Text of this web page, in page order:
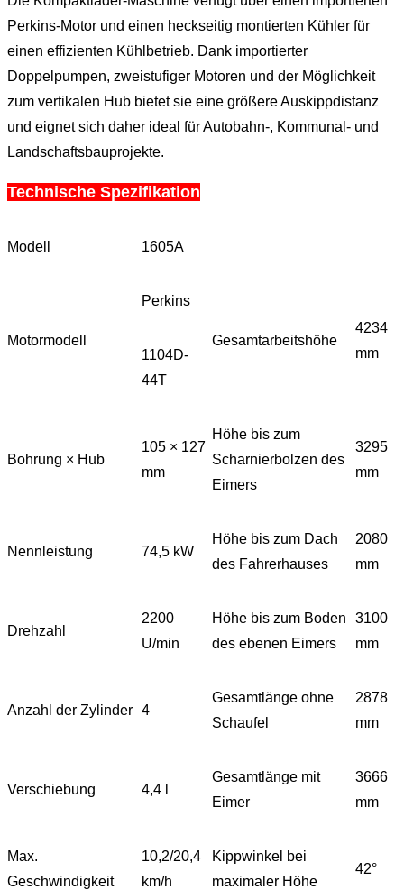
Perkins-Motor und einen heckseitig montierten Kühler für
einen effizienten Kühlbetrieb. Dank importierter
Doppelpumpen, zweistufiger Motoren und der Möglichkeit
zum vertikalen Hub bietet sie eine größere Auskippdistanz
und eignet sich daher ideal für Autobahn-, Kommunal- und
Landschaftsbauprojekte.
Technische Spezifikation
Modell 1605A
Motormodell
Perkins
Gesamtarbeitshöhe
4234
mm
1104D-
44T
Bohrung × Hub
105 × 127
mm
Höhe bis zum
Scharnierbolzen des
Eimers
3295
mm
Nennleistung 74,5 kW
Höhe bis zum Dach
des Fahrerhauses
2080
mm
Drehzahl
2200
U/min
Höhe bis zum Boden
des ebenen Eimers
3100
mm
Anzahl der Zylinder 4
Gesamtlänge ohne
Schaufel
2878
mm
Verschiebung 4,4 l
Gesamtlänge mit
Eimer
3666
mm
Max.
Geschwindigkeit
10,2/20,4
km/h
Kippwinkel bei
maximaler Höhe
42°